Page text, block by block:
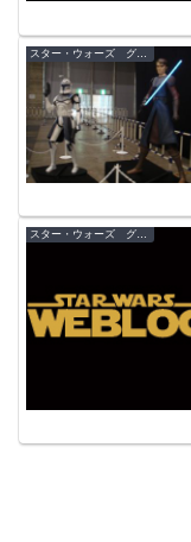
スター・ウォーズ グッズ